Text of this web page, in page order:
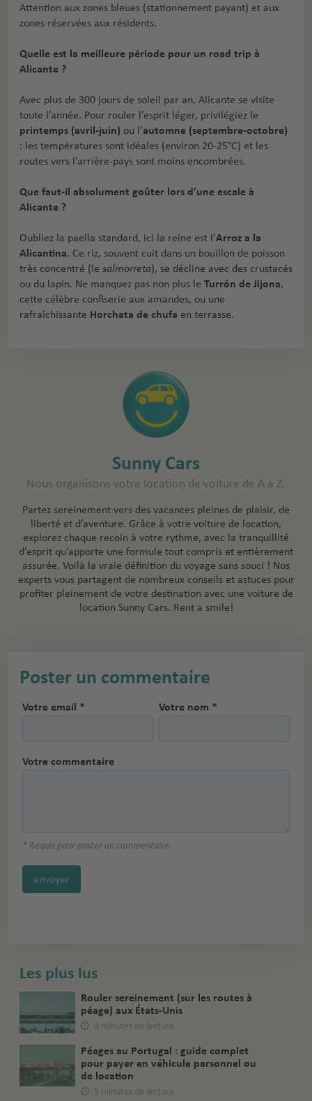
Attention aux zones bleues (stationnement payant) et aux
zones réservées aux résidents.
Quelle est la meilleure période pour un road trip à
Alicante ?
Avec plus de 300 jours de soleil par an, Alicante se visite
toute l’année. Pour rouler l’esprit léger, privilégiez le
printemps (avril-juin) ou l’automne (septembre-octobre)
: les températures sont idéales (environ 20-25°C) et les
routes vers l’arrière-pays sont moins encombrées.
Que faut-il absolument goûter lors d’une escale à
Alicante ?
Oubliez la paella standard, ici la reine est l’Arroz a la
Alicantina. Ce riz, souvent cuit dans un bouillon de poisson
très concentré (le salmorreta), se décline avec des crustacés
ou du lapin. Ne manquez pas non plus le Turrón de Jijona,
cette célèbre confiserie aux amandes, ou une
rafraîchissante Horchata de chufa en terrasse.
Sunny Cars
Nous organisons votre location de voiture de A à Z.
Partez sereinement vers des vacances pleines de plaisir, de
liberté et d’aventure. Grâce à votre voiture de location,
explorez chaque recoin à votre rythme, avec la tranquillité
d’esprit qu’apporte une formule tout compris et entièrement
assurée. Voilà la vraie définition du voyage sans souci ! Nos
experts vous partagent de nombreux conseils et astuces pour
profiter pleinement de votre destination avec une voiture de
location Sunny Cars. Rent a smile!
Poster un commentaire
Votre email * Votre nom *
Votre commentaire
* Requis pour poster un commentaire.
envoyer
Les plus lus
Rouler sereinement (sur les routes à
péage) aux États-Unis
4 minutes de lecture
Péages au Portugal : guide complet
pour payer en véhicule personnel ou
de location
3 minutes de lecture